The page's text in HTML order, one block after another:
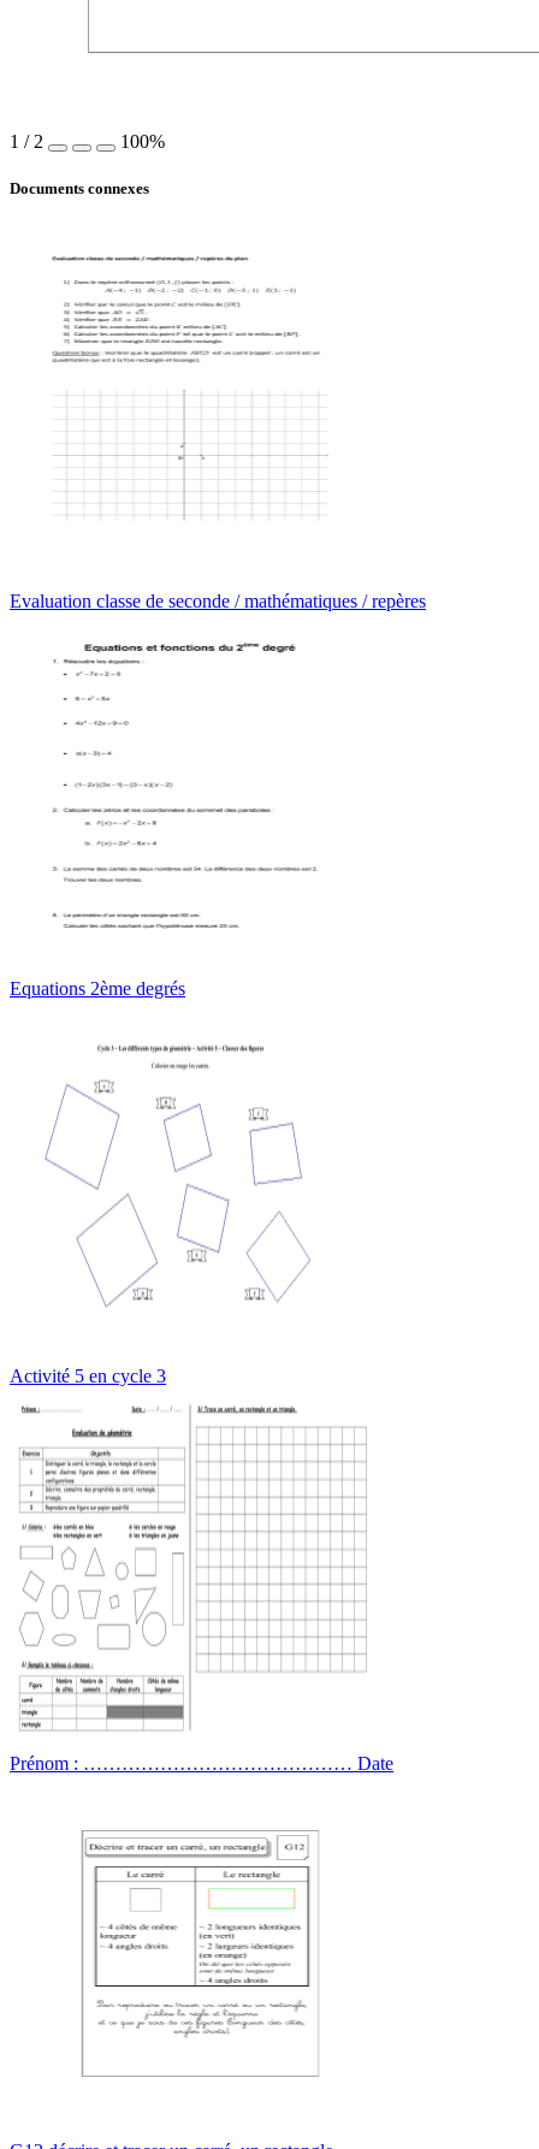
1 / 2 100%
Documents connexes
Evaluation classe de seconde / mathématiques / repères
Equations 2ème degrés
Activité 5 en cycle 3
Prénom : …………………………………… Date